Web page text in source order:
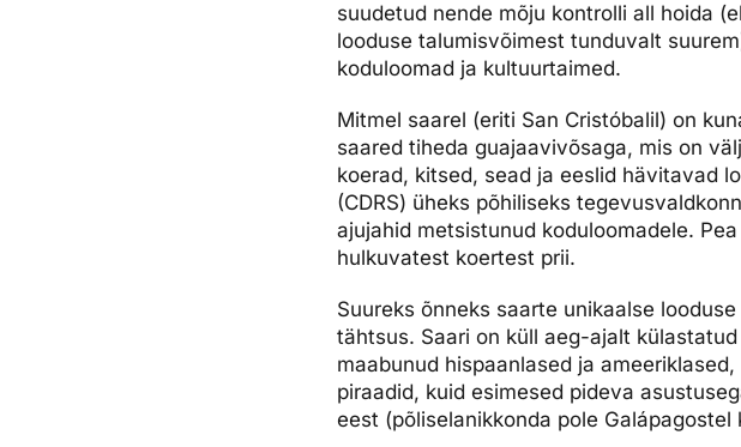
suudetud nende mõju kontrolli all hoida
looduse talumisvõimest tunduvalt
koduloomad ja kultuurtaimed.
Mitmel saarel (eriti San Cristóbalil) on
saared tiheda guajaavivõsaga, mis on
koerad, kitsed, sead ja eeslid hävitavad
(CDRS) üheks põhiliseks
ajujahid metsistunud koduloomadele.
hulkuvatest koertest prii.
Suureks õnneks saarte unikaalse
tähtsus. Saari on küll aeg-ajalt
maabunud hispaanlased ja
piraadid, kuid esimesed pideva
eest (põliselanikkonda pole Galápagostel